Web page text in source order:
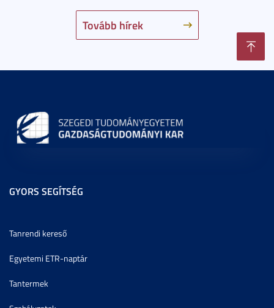
Tovább hírek
GYORS SEGÍTSÉG
Tanrendi kereső
Egyetemi ETR-naptár
Tantermek